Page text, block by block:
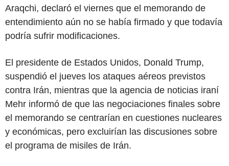
Araqchi, declaró el viernes que el memorando de
entendimiento aún no se había firmado y que todavía
podría sufrir modificaciones.
El presidente de Estados Unidos, Donald Trump,
suspendió el jueves los ataques aéreos previstos
contra Irán, mientras que la agencia de noticias iraní
Mehr informó de que las negociaciones finales sobre
el memorando se centrarían en cuestiones nucleares
y económicas, pero excluirían las discusiones sobre
el programa de misiles de Irán.